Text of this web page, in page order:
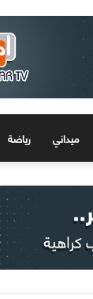
ميداني رياضة